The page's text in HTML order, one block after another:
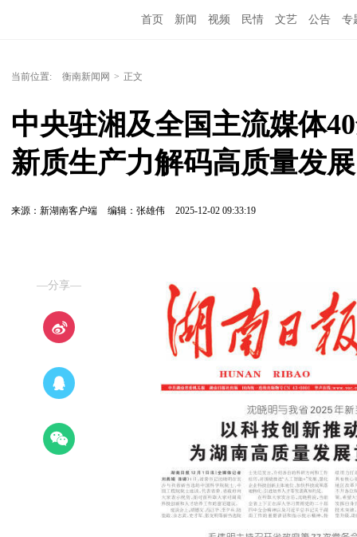
首页 新闻 视频 民情 文艺 公告 专
当前位置: 衡南新闻网 > 正文
中央驻湘及全国主流媒体
新质生产力解码高质量发
来源：新湖南客户端 编辑：张雄伟 2025-12-02 09:33:19
—分享—